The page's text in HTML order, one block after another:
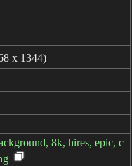
x 1344)
8k, hires, epic, c